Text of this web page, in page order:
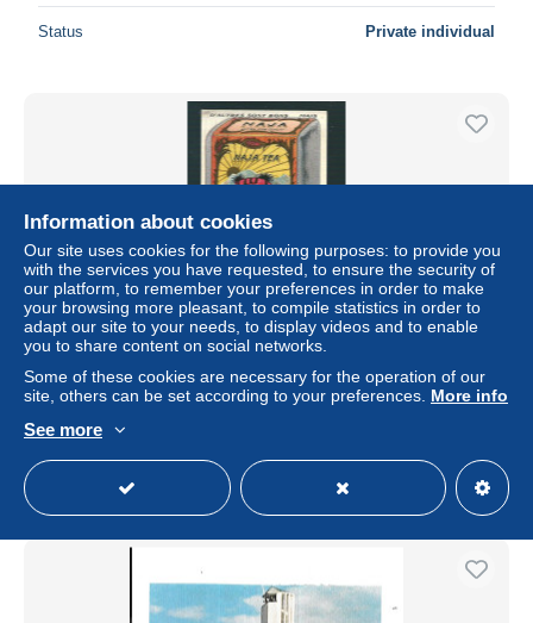
Status Private individual
EN08 - ETIQUETTE THE NAJA - CHARMEUR DE
SERPENT - COBRA
Private individual
Information about cookies
Our site uses cookies for the following purposes: to provide you
with the services you have requested, to ensure the security of
our platform, to remember your preferences in order to make
your browsing more pleasant, to compile statistics in order to
adapt our site to your needs, to display videos and to enable
you to share content on social networks.
Some of these cookies are necessary for the operation of our
site, others can be set according to your preferences. More info
See more